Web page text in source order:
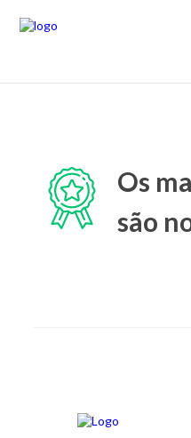
Os
são